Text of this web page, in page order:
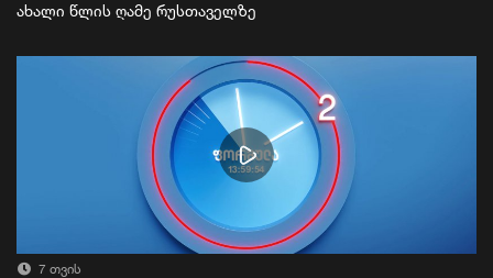
ახალი წლის ღამე რუსთაველზე
7 თვის